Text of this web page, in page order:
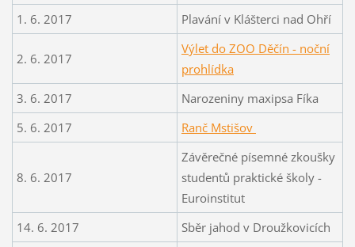
1. 6. 2017
Plavání v Klášterci nad Ohří
2. 6. 2017
Výlet do ZOO Děčín - noční
prohlídka
3. 6. 2017
Narozeniny maxipsa Fíka
5. 6. 2017
Ranč Mstišov
8. 6. 2017
Závěrečné písemné zkoušky
studentů praktické školy -
Euroinstitut
14. 6. 2017
Sběr jahod v Droužkovicích